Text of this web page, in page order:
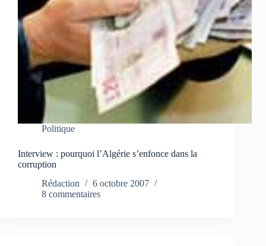
Politique
Interview : pourquoi l’Algérie s’enfonce dans la
corruption
Rédaction
6 octobre 2007
8 commentaires